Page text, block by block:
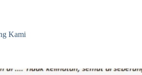
Kami